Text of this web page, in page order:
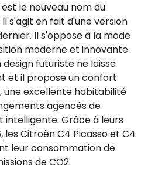
par téléphone,
sur
.
le nouveau nom du
s'agit en fait d'une version
Il s'oppose à la mode
moderne et innovante
futuriste ne laisse
et il propose un confort
une excellente habitabilité
agencés de
intelligente. Grâce à leurs
les Citroën C4 Picasso et C4
leur consommation de
de CO2.